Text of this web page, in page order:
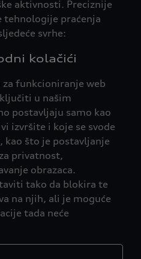
aktivnosti. Preciznije
tehnologije praćenja
svrhe:
kolačići
funkcioniranje web
u našim
postavljaju samo kao
izvršite i koje se svode
kao što je postavljanje
privatnost,
obrazaca.
tako da blokira te
na njih, ali je moguće
tada neće